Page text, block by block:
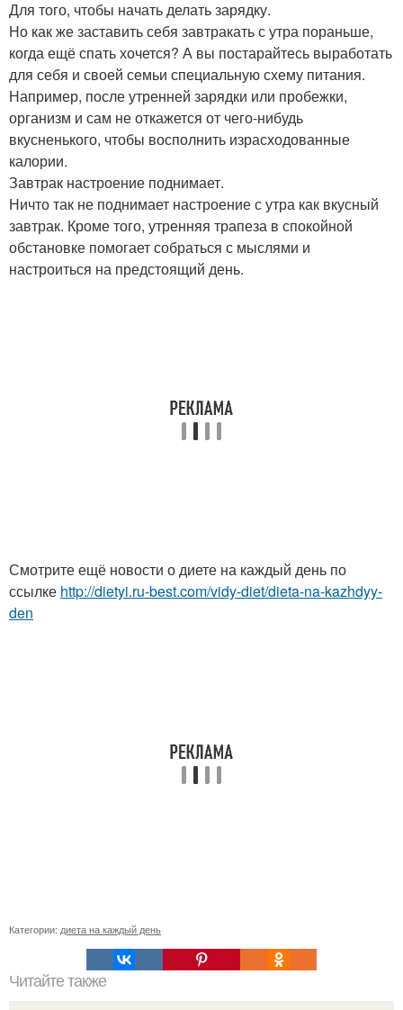
Для того, чтобы начать делать зарядку.
Но как же заставить себя завтракать с утра пораньше,
когда ещё спать хочется? А вы постарайтесь выработать
для себя и своей семьи специальную схему питания.
Например, после утренней зарядки или пробежки,
организм и сам не откажется от чего-нибудь
вкусненького, чтобы восполнить израсходованные
калории.
Завтрак настроение поднимает.
Ничто так не поднимает настроение с утра как вкусный
завтрак. Кроме того, утренняя трапеза в спокойной
обстановке помогает собраться с мыслями и
настроиться на предстоящий день.
Смотрите ещё новости о диете на каждый день по
ссылке http://dietyi.ru-best.com/vidy-diet/dieta-na-kazhdyy-
den
Категории: диета на каждый день
Читайте также